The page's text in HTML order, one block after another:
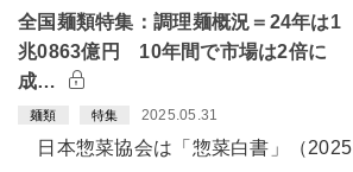
全国麺類特集：調理麺概況＝24年は1
兆0863億円 10年間で市場は2倍に
成…
麺類 特集 2025.05.31
日本惣菜協会は「惣菜白書」（2025